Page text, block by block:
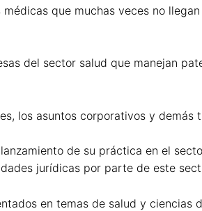
que muchas veces no
del sector salud que manejan
los asuntos corporativos y demás
de su práctica en el
jurídicas por parte de este
en temas de salud y ciencias